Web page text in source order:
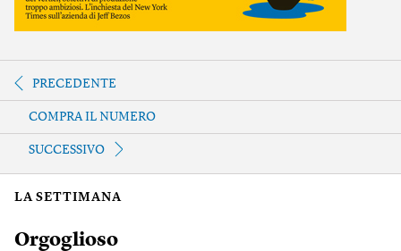
PRECEDENTE
COMPRA IL NUMERO
SUCCESSIVO
LA SETTIMANA
Orgoglioso